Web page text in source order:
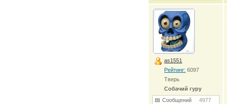
as1551
Рейтинг: 6097
Тверь
Собачий гуру
Сообщений4977